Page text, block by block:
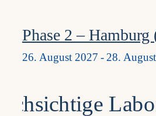
Phase 2 –
26. August 2027 - 28.